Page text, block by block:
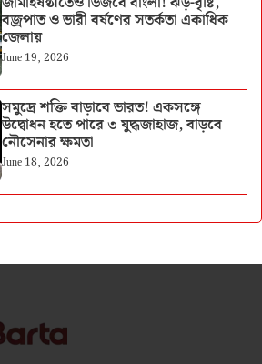
বজ্রপাত ও ভারী বর্ষণের সতর্কতা একাধিক
জেলায়
June 19, 2026
সমুদ্রে শক্তি বাড়াবে ভারত! একসঙ্গে
উদ্বোধন হতে পারে ৩ যুদ্ধজাহাজ, বাড়বে
নৌসেনার ক্ষমতা
June 18, 2026